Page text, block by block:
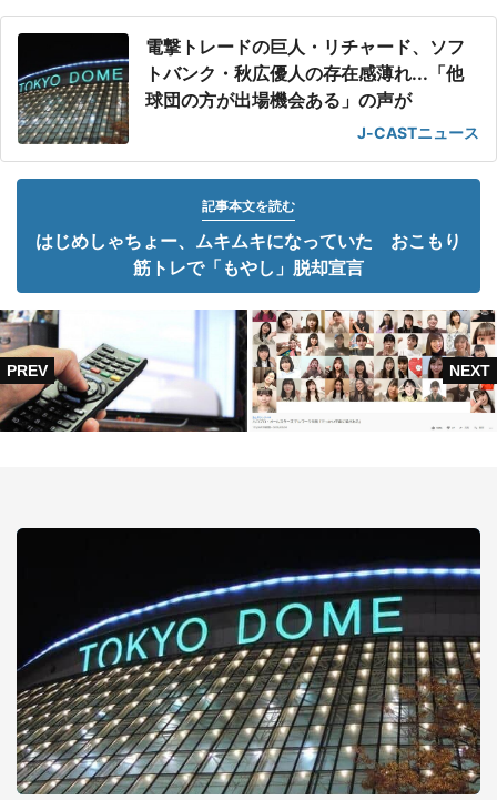
電撃トレードの巨人・リチャード、ソフ
トバンク・秋広優人の存在感薄れ...「他
球団の方が出場機会ある」の声が
J-CASTニュース
記事本文を読む
はじめしゃちょー、ムキムキになっていた おこもり
筋トレで「もやし」脱却宣言